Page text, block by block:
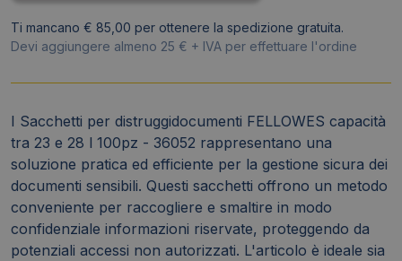
Ti mancano € 85,00 per ottenere la spedizione gratuita.
Devi aggiungere almeno 25 € + IVA per effettuare l'ordine
I Sacchetti per distruggidocumenti FELLOWES capacità
tra 23 e 28 l 100pz - 36052 rappresentano una
soluzione pratica ed efficiente per la gestione sicura dei
documenti sensibili. Questi sacchetti offrono un metodo
conveniente per raccogliere e smaltire in modo
confidenziale informazioni riservate, proteggendo da
potenziali accessi non autorizzati. L'articolo è ideale sia